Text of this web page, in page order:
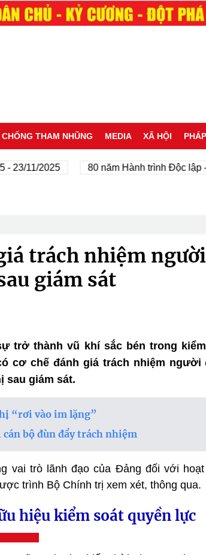
CHỐNG THAM NHŨNG MEDIA XÃ HỘI
2025 80 năm Hành trình Độc lập - Tự
trách nhiệm người
giám sát
trở thành vũ khí sắc bén trong
cơ chế đánh giá trách nhiệm người
sau giám sát.
“rơi vào im lặng”
bộ đùn đẩy trách nhiệm
vai trò lãnh đạo của Đảng đối với
trình Bộ Chính trị xem xét, thông qua.
hiệu kiểm soát quyền lực